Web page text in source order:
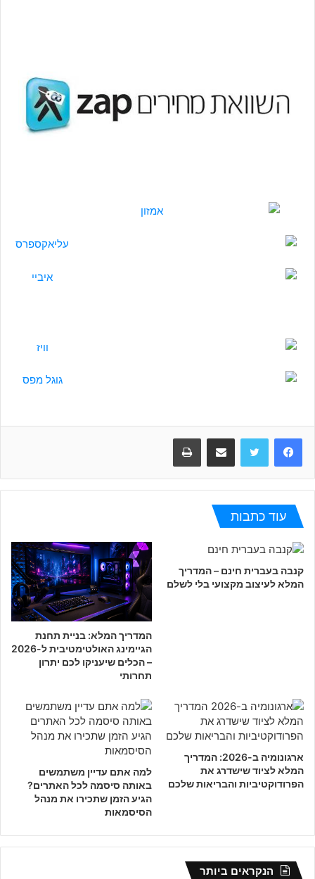
עוד כתבות
קנבה בעברית חינם – המדריך
המלא לעיצוב מקצועי בלי לשלם
המדריך המלא: בניית תחנת
הגיימינג האולטימטיבית ל-2026
– הכלים שיעניקו לכם יתרון
תחרותי
ארגונומיה ב-2026: המדריך
המלא לציוד שישדרג את
הפרודוקטיביות והבריאות שלכם
למה אתם עדיין משתמשים
באותה סיסמה לכל האתרים?
הגיע הזמן שתכירו את מנהל
הסיסמאות
הנקראים ביותר